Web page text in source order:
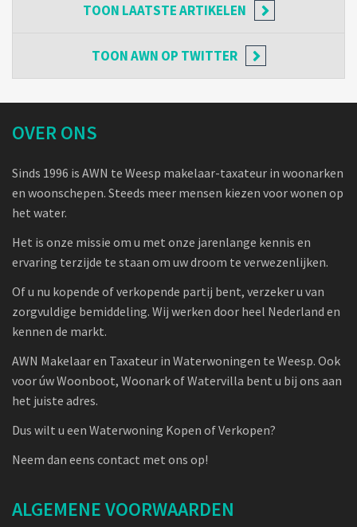
TOON LAATSTE ARTIKELEN
TOONAWN OP TWITTER
OVER ONS
Sinds 1996 is AWN te Weesp makelaar-taxateur in woonarken
en woonschepen. Steeds meer mensen kiezen voor wonen op
het water.
Het is onze missie om u met onze jarenlange kennis en
ervaring terzijde te staan om uw droom te verwezenlijken.
Of u nu kopende of verkopende partij bent, verzeker u van
zorgvuldige bemiddeling. Wij werken door heel Nederland en
kennen de markt.
AWN Makelaar en Taxateur in Waterwoningen te Weesp. Ook
voor úw Woonboot, Woonark of Watervilla bent u bij ons aan
het juiste adres.
Dus wilt u een Waterwoning Kopen of Verkopen?
Neem dan eens contact met ons op!
ALGEMENE VOORWAARDEN